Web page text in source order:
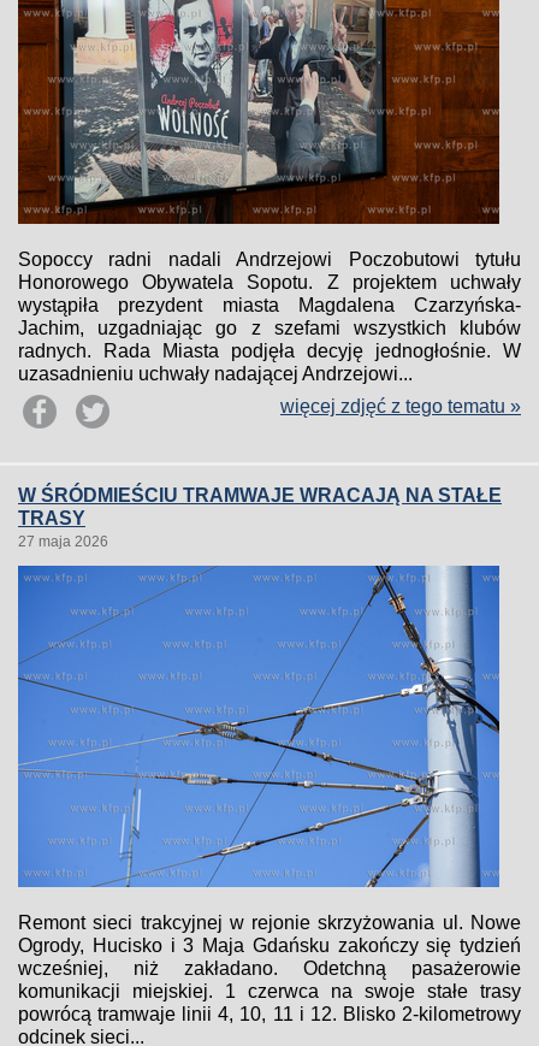
Sopoccy radni nadali Andrzejowi Poczobutowi tytułu
Honorowego Obywatela Sopotu. Z projektem uchwały
wystąpiła prezydent miasta Magdalena Czarzyńska-
Jachim, uzgadniając go z szefami wszystkich klubów
radnych. Rada Miasta podjęła decyję jednogłośnie. W
uzasadnieniu uchwały nadającej Andrzejowi...
więcej zdjęć z tego tematu »
W ŚRÓDMIEŚCIU TRAMWAJE WRACAJĄ NA STAŁE
TRASY
27 maja 2026
Remont sieci trakcyjnej w rejonie skrzyżowania ul. Nowe
Ogrody, Hucisko i 3 Maja Gdańsku zakończy się tydzień
wcześniej, niż zakładano. Odetchną pasażerowie
komunikacji miejskiej. 1 czerwca na swoje stałe trasy
powrócą tramwaje linii 4, 10, 11 i 12. Blisko 2-kilometrowy
odcinek sieci...